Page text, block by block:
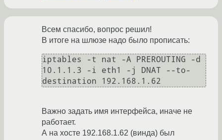
Всем спасибо, вопрос решил!
В итоге на шлюзе надо было прописать:
iptables -t nat -A PREROUTING -d
10.1.1.3 -i eth1 -j DNAT --to-
destination 192.168.1.62
Важно задать имя интерфейса, иначе не
работает.
А на хосте 192.168.1.62 (винда) был